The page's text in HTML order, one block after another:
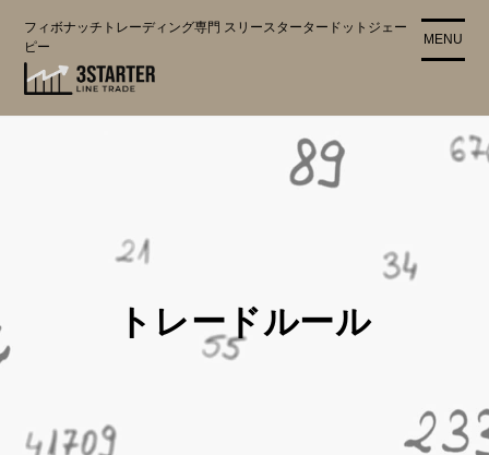
フィボナッチトレーディング専門 スリースタータードットジェー
ピー
MENU
トレードルール